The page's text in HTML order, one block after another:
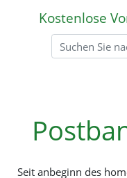
Kostenlose
Seit anbeginn des